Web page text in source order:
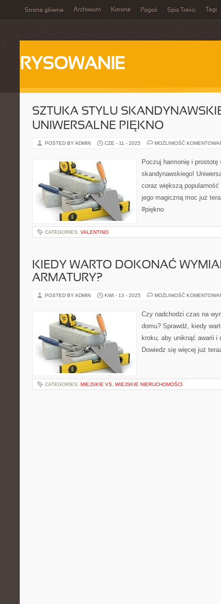
Strona główna Archiwum Korona Pogoń Spis Treści Tagi
RYSOWANIE
SZTUKA STYLU
UNIWERSALNE PIĘKNO
POSTED BY ADMIN CZE - 11 - 2025 MOŻLIWOŚĆ
Poczuj harmonię i
skandynawskiego!
coraz większą
jego magiczną moc już
#piękno
CATEGORIES: VALENTINO
KIEDY WARTO DOKONAĆ
ARMATURY?
POSTED BY ADMIN KWI - 13 - 2025 MOŻLIWOŚĆ
Czy nadchodzi czas na
domu? Sprawdź, kiedy
kroku, aby uniknąć awarii
Dowiedz się więcej już
CATEGORIES: MIEJSKIE VS. WIEJSKIE NIERUCHOMOŚCI